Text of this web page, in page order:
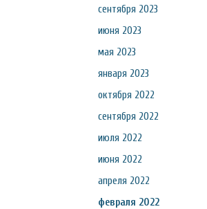
сентября 2023
июня 2023
мая 2023
января 2023
октября 2022
сентября 2022
июля 2022
июня 2022
апреля 2022
февраля 2022